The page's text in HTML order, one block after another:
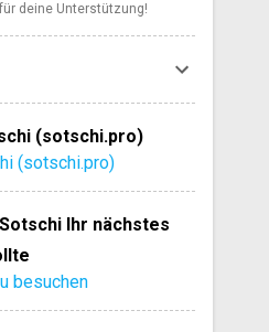
deine Unterstützung!
(sotschi.pro)
(sotschi.pro)
Ihr nächstes
besuchen